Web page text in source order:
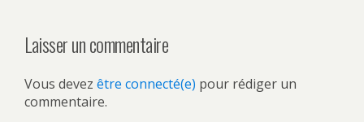
Laisser un commentaire
Vous devez être connecté(e) pour rédiger un
commentaire.